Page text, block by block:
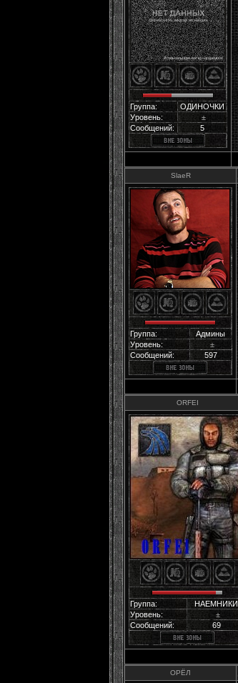
Группа:
ОДИНОЧКИ
Уровень:
±
Сообщений:
5
SlaeR
Группа:
Админы
Уровень:
±
Сообщений:
597
ORFEI
Группа:
НАЕМНИКИ
Уровень:
±
Сообщений:
69
ОРЁЛ